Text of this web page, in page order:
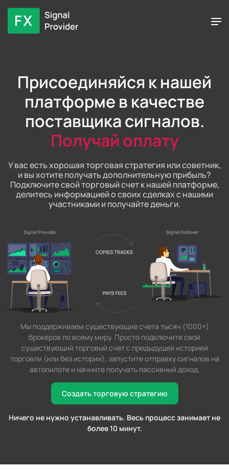
Присоединяйся к нашей
платформе в качестве
поставщика сигналов.
Получай оплату
У вас есть хорошая торговая стратегия или советник,
и вы хотите получать дополнительную прибыль?
Подключите свой торговый счет к нашей платформе,
делитесь информацией о своих сделках с нашими
участниками и получайте деньги.
Мы поддерживаем существующие счета тысяч (1000+)
брокеров по всему миру. Просто подключите свой
существующий торговый счет с предыдущей историей
торговли (или без истории), запустите отправку сигналов на
автопилоте и начните получать пассивный доход.
Создать торговую стратегию
Ничего не нужно устанавливать. Весь процесс занимает не
более 10 минут.